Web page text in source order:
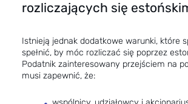
rozliczających się
Istnieją jednak dodatkowe warunki, które
spełnić, by móc rozliczać się poprzez
Podatnik zainteresowany przejściem na
musi zapewnić, że: